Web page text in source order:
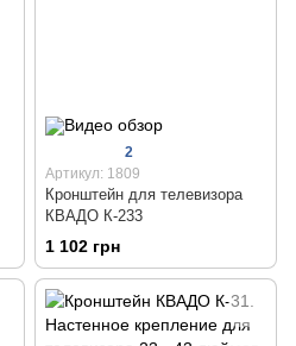
2
Артикул: 1809
Кронштейн для телевизора
КВАДО К-233
1 102 грн